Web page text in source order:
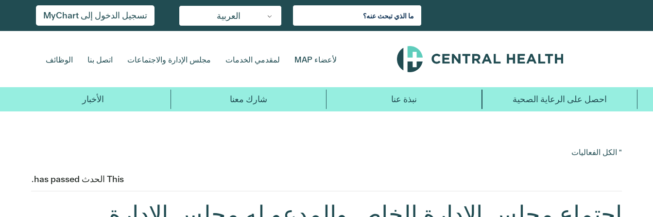
المحتوى
العربية تسجيل الدخول إلى MyChart
لأعضاء MAP لمقدمي الخدمات مجلس الإدارة والاجتماعات اتصل بنا الوظائف
احصل على الرعاية الصحية نبذة عنا شارك معنا الأخبار
" الكل الفعاليات
This الحدث has passed.